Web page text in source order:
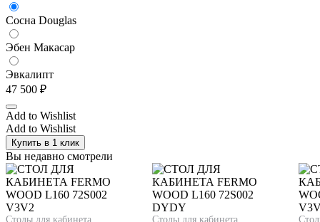
Сосна Douglas
Эбен Макасар
Эвкалипт
47 500 ₽
Add to Wishlist
Add to Wishlist
Купить в 1 клик
Вы недавно смотрели
Столы для кабинета Столы для кабинета